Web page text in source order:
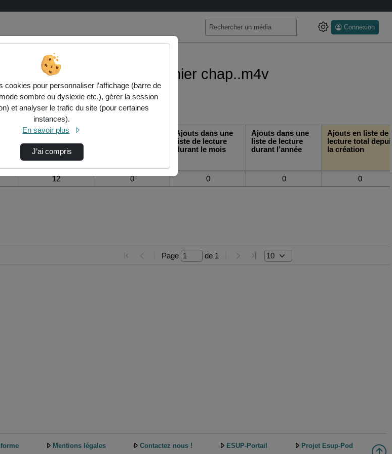
Connexion
de la vidéo Maths l1 dernier chap..m4v
de
Vue totale depuis
Ajouts dans une
liste de lecture
durant le mois
Ajouts dans une
liste de lecture
durant l’année
Ajouts en liste de
lecture total
la création
12 0 0 0 0
Page de 1
Mentions légales Contactez nous ! ESUP-Portail Projet Esup-Pod
cookies pour personnaliser l’affichage (barre de
sombre ou dyslexie etc.), gérer la session
et analyser le trafic du site (pour certaines
instances).
En savoir plus
J’ai compris